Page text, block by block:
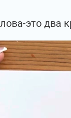
это два